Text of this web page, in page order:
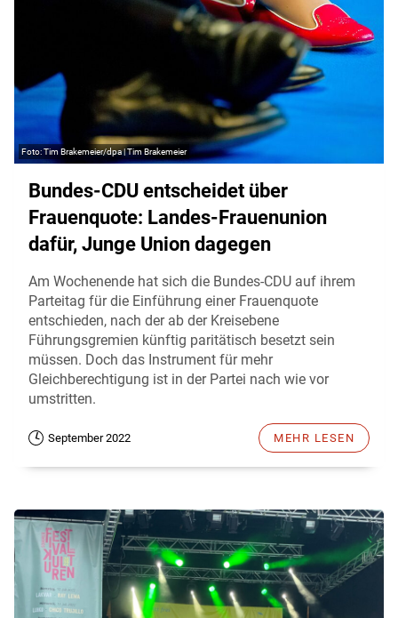
Tim Brakemeier/dpa | Tim Brakemeier
Bundes-CDU entscheidet über
Frauenquote: Landes-Frauenunion
dafür, Junge Union dagegen
Am Wochenende hat sich die Bundes-CDU auf ihrem
Parteitag für die Einführung einer Frauenquote
entschieden, nach der ab der Kreisebene
Führungsgremien künftig paritätisch besetzt sein
müssen. Doch das Instrument für mehr
Gleichberechtigung ist in der Partei nach wie vor
umstritten.
September 2022 MEHR LESEN